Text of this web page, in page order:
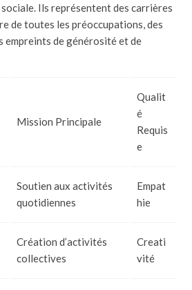
Ils représentent des carrières
de toutes les préoccupations, des
empreints de générosité et de
Mission Principale
Qualit
é
Requis
e
Soutien aux activités
quotidiennes
Empat
hie
Création d’activités
collectives
Creati
vité